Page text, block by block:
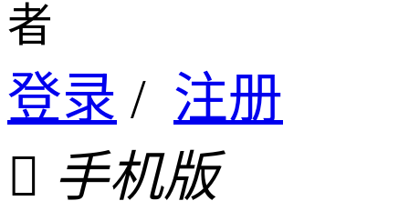
者
登录 / 注册
 手机版